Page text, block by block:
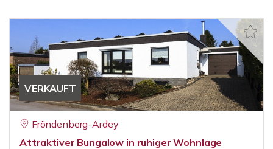
VERKAUFT
Fröndenberg-Ardey
Attraktiver Bungalow in ruhiger Wohnlage